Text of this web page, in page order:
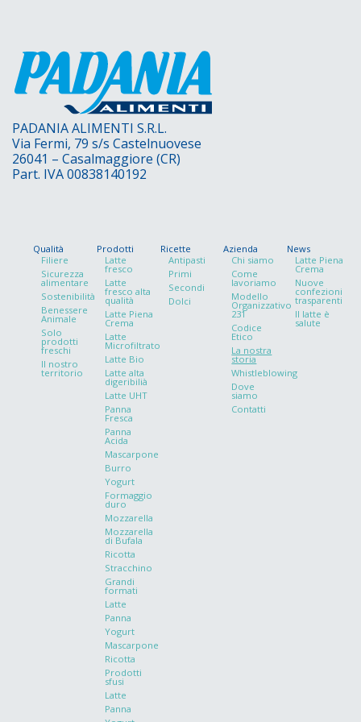
PADANIA ALIMENTI S.R.L.
Via Fermi, 79 s/s Castelnuovese
26041 – Casalmaggiore (CR)
Part. IVA 00838140192
Qualità
Filiere
Sicurezza
alimentare
Sostenibilità
Benessere
Animale
Solo
prodotti
freschi
ll nostro
territorio
Prodotti
Latte
fresco
Latte
fresco alta
qualità
Latte Piena
Crema
Latte
Microfiltrato
Latte Bio
Latte alta
digeribilià
Latte UHT
Panna
Fresca
Panna
Acida
Mascarpone
Burro
Yogurt
Formaggio
duro
Mozzarella
Mozzarella
di Bufala
Ricotta
Stracchino
Grandi
formati
Latte
Panna
Yogurt
Mascarpone
Ricotta
Prodotti
sfusi
Latte
Panna
Ricette
Antipasti
Primi
Secondi
Dolci
Azienda
Chi siamo
Come
lavoriamo
Modello
Organizzativo
231
Codice
Etico
La nostra
storia
Whistleblowing
Dove
siamo
Contatti
News
Latte Piena
Crema
Nuove
confezioni
trasparenti
Il latte è
salute